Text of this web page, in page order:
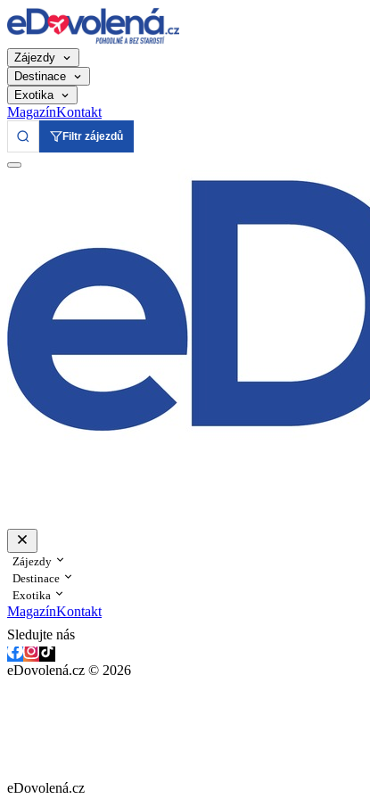
Zájezdy
Destinace
Exotika
MagazínKontakt
Filtr zájezdů
Zájezdy
Destinace
Exotika
MagazínKontakt
Sledujte nás
eDovolená.cz © 2026
eDovolená.cz